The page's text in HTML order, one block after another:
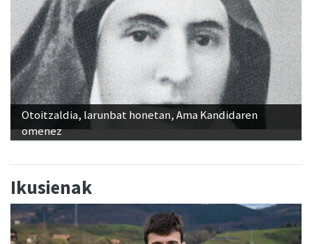
Otoitzaldia, larunbat honetan, Ama Kandidaren
omenez
Ikusienak